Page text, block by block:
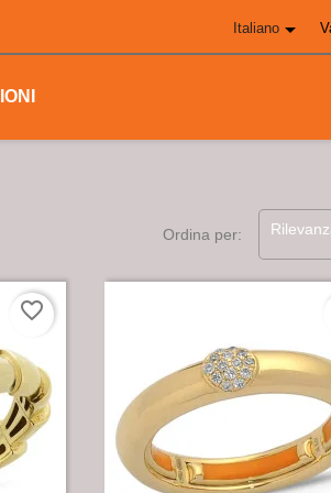
Italiano
Ordina per:
favorite_border